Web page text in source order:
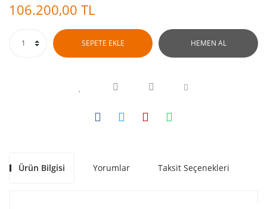
106.200,00 TL
SEPETE EKLE HEMEN AL
Ürün Bilgisi Yorumlar Taksit Seçenekleri